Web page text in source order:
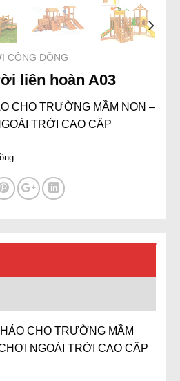
CỘNG ĐỒNG
liên hoàn A03
CHO TRƯỜNG MẦM NON –
TRỜI CAO CẤP
CHO TRƯỜNG MẦM
NGOÀI TRỜI CAO CẤP